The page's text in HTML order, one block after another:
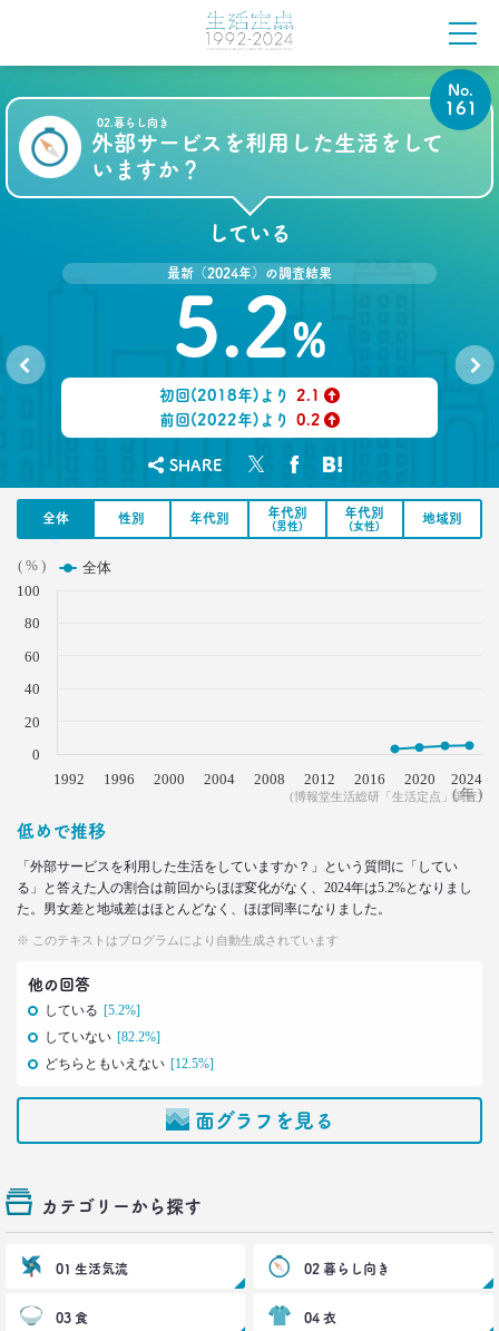
バブル期の20代と令和の20代、何が違う？ 男女の
生活総研 上席研究員
植村 桃子
新旧“40代おじさん”比較第2弾
–日経クロストレンド 連載㉛–
生活総研 上席研究員/コピーライター
“40代おじさん”の意識はどう変わった？ 20年前の
おじさんと比較
–日経クロストレンド 連載㉚–
生活総研 上席研究員/コピーライター
2022.08.17
50代女性の「料理好き」が激減
–日経クロストレンド 連載㉘–
三矢 正浩
2022.06.23
「2040年はどんな社会？」
1万人が回答した望む未来と
三矢 正浩
2022.05.18
無料で使える
ビッグデータ分析ツール3選
–日経クロストレンド 連載㉖–
2022.04.18
「料理好き」減少！ どこからが手料理？
調査で分かった新定義
–日経クロストレンド 連載㉕–
02.暮らし向き
外部サービスを利用した生活をして
いますか？
No.
161
している
最新（2024年）の調査結果
5.2%
初回(2018年)より
2.1
前回(2022年)より
0.2
SHARE
全体 性別 年代別 年代別
(男性)
年代別
(女性)
地域別
( 年 )
( % )
(博報堂生活総研「生活定点」調査)
全体
1992 1996 2000 2004 2008 2012 2016 2020 2024
0
20
40
60
80
100
低めで推移
「外部サービスを利用した生活をしていますか？」という質問に「してい
る」と答えた人の割合は前回からほぼ変化がなく、2024年は5.2%となりまし
た。男女差と地域差はほとんどなく、ほぼ同率になりました。
※ このテキストはプログラムにより自動生成されています
他の回答
している [5.2%]
していない [82.2%]
どちらともいえない [12.5%]
面グラフを見る
カテゴリーから探す
01 生活気流 02 暮らし向き
03 食 04 衣